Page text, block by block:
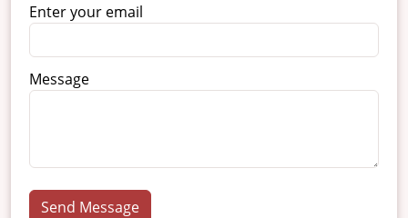
Enter your email
Message
Send Message